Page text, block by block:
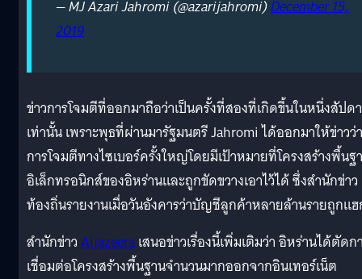
— MJ Azari Jahromi (@azarijahromi)December 15,
2019
ข่าวการโจมตีที่ออกมาถือว่าเป็นครั้งที่สองที่เกิดขึ้นในหนึ่งสัปด
เท่านั้น เพราะพุธที่ผ่านมารัฐมนตรี Jahromi ได้ออกมาให้ข่าวว่
การโจมตีทางไซเบอร์ครั้งใหญ่โดยมีเป้าหมายที่โครงสร้างพื้นฐ
อิเล็กทรอนิกส์ของอิหร่านและถูกขัดขวางเอาไว้ได้ ซึ่งสำนักข่าว
ท้องถิ่นรายงานเมื่อวันอังคารว่าบัญชีลูกค้าหลายล้านรายถูกแ
สำนักข่าวAljazeeraเสนอข่าวเรื่องนี้เพิ่มเติมว่า อิหร่านได้ตัดก
เชื่อมต่อโครงสร้างพื้นฐานจำนวนมากออกจากอินเทอร์เน็ต